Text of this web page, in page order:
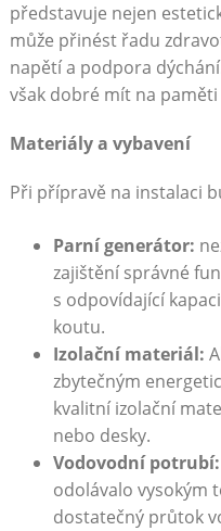
představuje nejen
může přinést řadu
napětí a podpora
však dobré mít na
Materiály a vybavení
Při přípravě na instalaci
Parní generátor:
zajištění správné
s odpovídající
koutu.
Izolační materiál:
zbytečným
kvalitní izolační
nebo desky.
Vodovodní potrubí:
odolávalo vysokým
dostatečný průtok